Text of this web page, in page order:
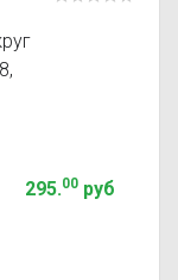
295.00руб